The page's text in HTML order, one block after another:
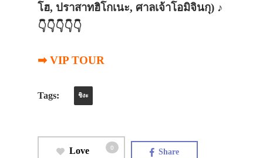
โฮ, ปราสาทฮิโกเนะ, ศาลเจ้าโอมิจินกุ) ♪
👇👇👇👇👇
➡ VIP TOUR
Tags: ชิงะ
Love 0 Share